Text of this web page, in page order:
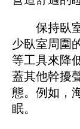
保持臥室
少臥室周圍
等工具來降
蓋其他幹擾
態。例如，
眠。